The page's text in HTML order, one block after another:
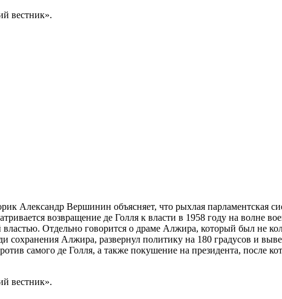
вестник».
Александр Вершинин объясняет, что рыхлая парламентская
возвращение де Голля к власти в 1958 году на волне
Отдельно говорится о драме Алжира, который был не
Алжира, развернул политику на 180 градусов и
самого де Голля, а также покушение на президента, после
вестник».